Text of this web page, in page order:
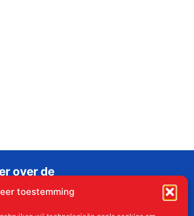
toestemming
over de